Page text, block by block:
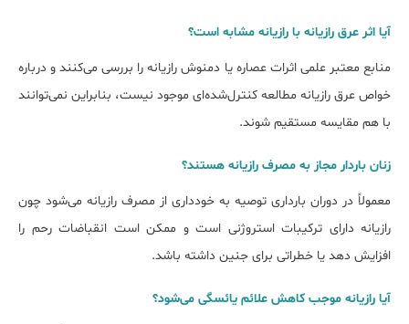
آیا اثر عرق رازیانه با رازیانه مشابه است؟
منابع معتبر علمی اثرات عصاره یا دمنوش رازیانه را بررسی می‌کنند و درباره
خواص عرق رازیانه مطالعه کنترل‌شده‌ای موجود نیست، بنابراین نمی‌توانند
با هم مقایسه مستقیم شوند.
زنان باردار مجاز به مصرف رازیانه هستند؟
معمولاً در دوران بارداری توصیه به خودداری از مصرف رازیانه می‌شود چون
رازیانه دارای ترکیبات استروژنی است و ممکن است انقباضات رحم را
افزایش دهد یا خطراتی برای جنین داشته باشد.
آیا رازیانه موجب کاهش علائم یائسگی می‌شود؟